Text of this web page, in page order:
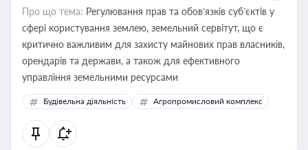
Про що тема: Регулювання прав та обов’язків суб’єктів у
сфері користування землею, земельний сервітут, що є
критично важливим для захисту майнових прав власників,
орендарів та держави, а також для ефективного
управління земельними ресурсами
Будівельна діяльність Агропромисловий комплекс